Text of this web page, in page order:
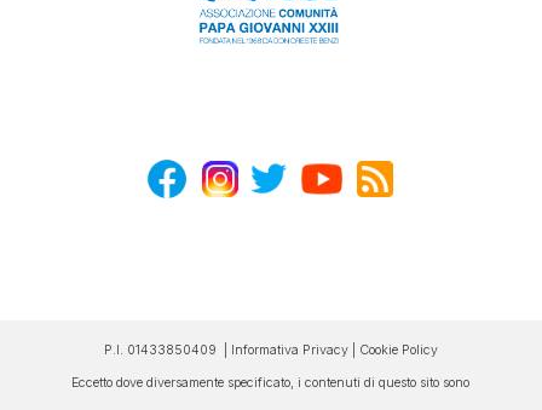
P.I. 01433850409 | Informativa Privacy| Cookie Policy
Eccetto dove diversamente specificato, i contenuti di questo sito sono